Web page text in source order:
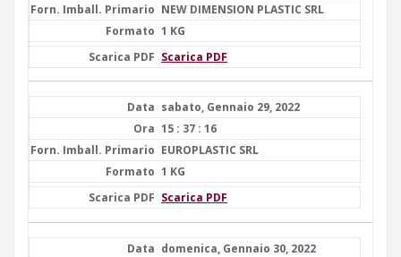
NEW DIMENSION PLASTIC SRL
1 KG
Scarica PDF
sabato, Gennaio 29, 2022
15 : 37 : 16
EUROPLASTIC SRL
1 KG
Scarica PDF
domenica, Gennaio 30, 2022